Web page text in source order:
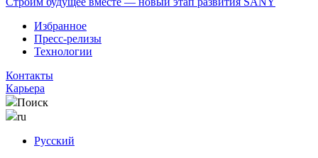
Избранное
Пресс-релизы
Технологии
Контакты
Карьера
Поиск
ru
Русский